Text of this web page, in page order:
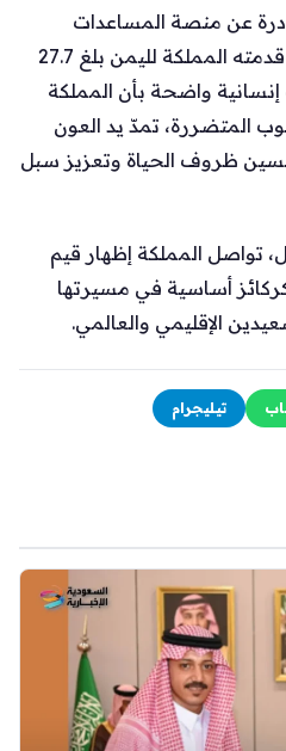
عن منصة المساعدات
السعودية إلى أن إجمالي ما قدمته المملكة لليمن بلغ 27.7
إنسانية واضحة بأن المملكة
المتضررة، تمدّ يد العون
ظروف الحياة وتعزيز سبل
تواصل المملكة إظهار قيم
أساسية في مسيرتها
الإقليمي والعالمي.
تيليجرام